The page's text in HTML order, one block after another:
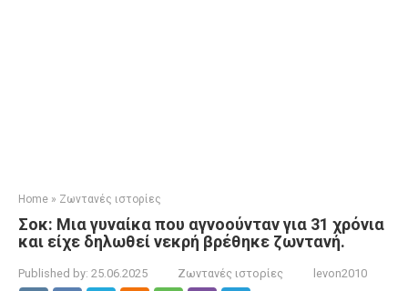
Home » Ζωντανές ιστορίες
Σοκ: Μια γυναίκα που αγνοούνταν για 31 χρόνια
και είχε δηλωθεί νεκρή βρέθηκε ζωντανή.
Published by: 25.06.2025 Ζωντανές ιστορίες levon2010